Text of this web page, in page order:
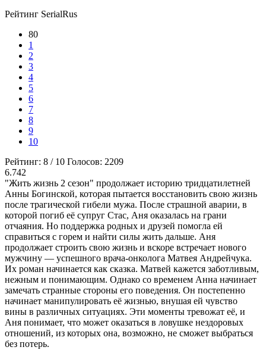
Рейтинг SerialRus
80
1
2
3
4
5
6
7
8
9
10
Рейтинг: 8 / 10 Голосов: 2209
6.742
"Жить жизнь 2 сезон" продолжает историю тридцатилетней
Анны Богинской, которая пытается восстановить свою жизнь
после трагической гибели мужа. После страшной аварии, в
которой погиб её супруг Стас, Аня оказалась на грани
отчаяния. Но поддержка родных и друзей помогла ей
справиться с горем и найти силы жить дальше. Аня
продолжает строить свою жизнь и вскоре встречает нового
мужчину — успешного врача-онколога Матвея Андрейчука.
Их роман начинается как сказка. Матвей кажется заботливым,
нежным и понимающим. Однако со временем Анна начинает
замечать странные стороны его поведения. Он постепенно
начинает манипулировать её жизнью, внушая ей чувство
вины в различных ситуациях. Эти моменты тревожат её, и
Аня понимает, что может оказаться в ловушке нездоровых
отношений, из которых она, возможно, не сможет выбраться
без потерь.